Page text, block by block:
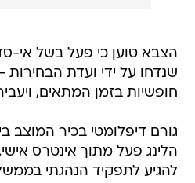
הצבא טוען כי פעל בשל אי-
שנדחו על ידי ועדת הבחירות -
חופשיות בזמן המתאים,
גורם דיפלומטי בכיר המוצב
הלינג פעל מתוך אינטרס
להגיע לתפקיד הנהגתי